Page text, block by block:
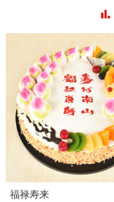
福禄寿来